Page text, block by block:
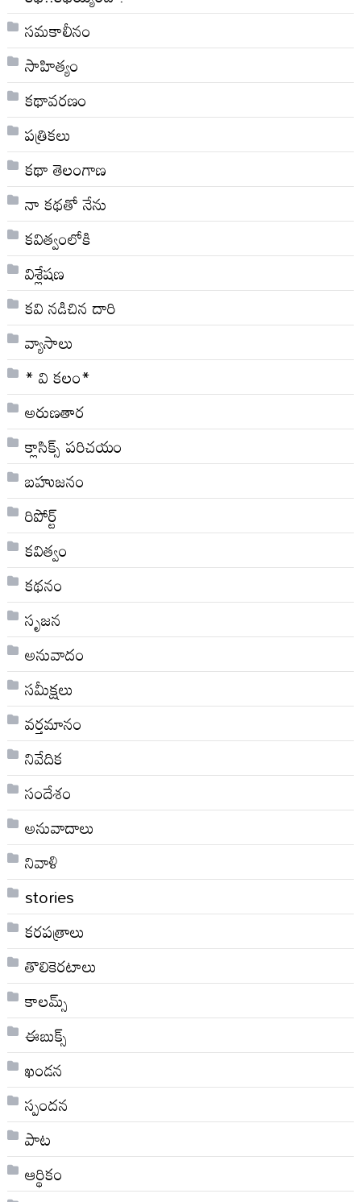
సమకాలీనం
సాహిత్యం
కథావరణం
పత్రికలు
కథా తెలంగాణ
నా క‌థ‌తో నేను
కవిత్వంలోకి
విశ్లేషణ
కవి నడిచిన దారి
వ్యాసాలు
* వి క‌లం*
అరుణతార
క్లాసిక్స్ ప‌రిచ‌యం
బహుజనం
రిపోర్ట్
కవిత్వం
కథనం
సృజన
అనువాదం
సమీక్షలు
వర్తమానం
నివేదిక
సందేశం
అనువాదాలు
నివాళి
stories
కరపత్రాలు
తొలికెరటాలు
కాలమ్స్
ఈబుక్స్
ఖండన
స్పందన
పాట
ఆర్థికం